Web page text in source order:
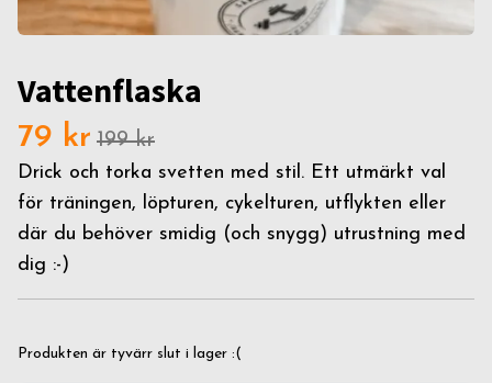
Vattenflaska
79 kr 199 kr
Drick och torka svetten med stil. Ett utmärkt val
för träningen, löpturen, cykelturen, utflykten eller
där du behöver smidig (och snygg) utrustning med
dig :-)
Produkten är tyvärr slut i lager :(